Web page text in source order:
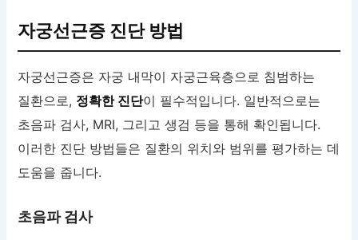
자궁선근증 진단 방법
자궁선근증은 자궁 내막이 자궁근육층으로 침범하는
질환으로, 정확한 진단이 필수적입니다. 일반적으로는
초음파 검사, MRI, 그리고 생검 등을 통해 확인됩니다.
이러한 진단 방법들은 질환의 위치와 범위를 평가하는 데
도움을 줍니다.
초음파 검사